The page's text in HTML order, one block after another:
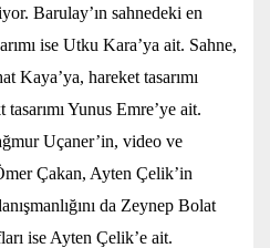
Barulay’ın sahnedeki en
ise Utku Kara’ya ait. Sahne,
Kaya’ya, hareket tasarımı
Yunus Emre’ye ait.
Uçaner’in, video ve
Çakan, Ayten Çelik’in
da Zeynep Bolat
ise Ayten Çelik’e ait.